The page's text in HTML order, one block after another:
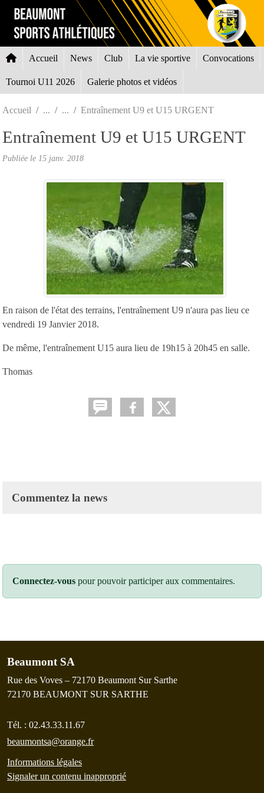
Accueil News Club La vie sportive Convocations
Tournoi U11 2026 Galerie photos et vidéos
Accueil Entraînement U9 et U15 URGENT
Entraînement U9 et U15 URGENT
Publiée le 15 janv. 2018
En raison de l'état des terrains, l'entraînement U9 n'aura pas lieu ce
vendredi 19 Janvier 2018.
De même, l'entraînement U15 aura lieu de 19h15 à 20h45 en salle.
Thomas
Commentez la news
Connectez-vous pour pouvoir participer aux commentaires.
Beaumont SA
Rue des Voves – 72170 Beaumont Sur Sarthe
72170 BEAUMONT SUR SARTHE
Tél. : 02.43.33.11.67
beaumontsa@orange.fr
Informations légales
Signaler un contenu inapproprié
Panneau de gestion des cookies